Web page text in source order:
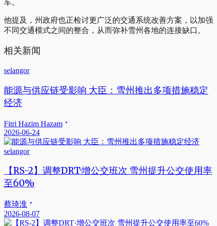
车。
他提及，州政府也正检讨更广泛的交通系统改善方案，以加强
不同交通模式之间的整合，从而弥补雪州各地的连接缺口。
相关新闻
selangor
能源与供应链受影响 大臣：雪州推出多项措施稳定
经济
Fitri Hazim Hazam
2026-06-24
selangor
【RS-2】调整DRT·增公交班次 雪州提升公交使用率
至60%
蔡琦淮
2026-08-07